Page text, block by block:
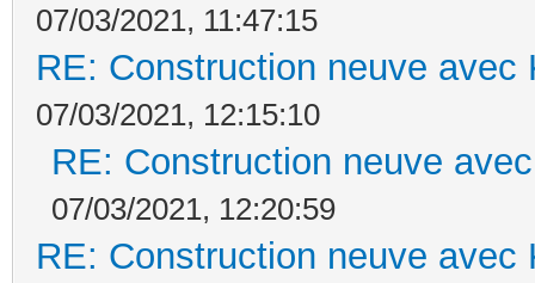
07/03/2021, 11:47:15
RE: Construction neuve avec
07/03/2021, 12:15:10
RE: Construction neuve
07/03/2021, 12:20:59
RE: Construction neuve avec